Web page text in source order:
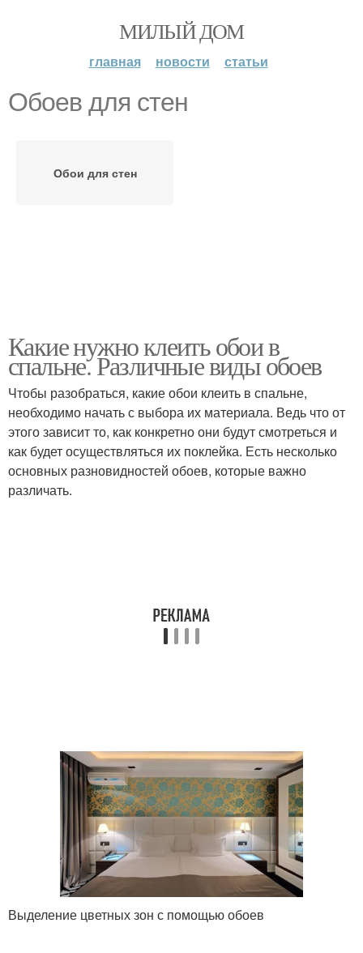
МИЛЫЙ ДОМ
главная новости статьи
Обоев для стен
Обои для стен
Какие нужно клеить обои в
спальне. Различные виды обоев
Чтобы разобраться, какие обои клеить в спальне,
необходимо начать с выбора их материала. Ведь что от
этого зависит то, как конкретно они будут смотреться и
как будет осуществляться их поклейка. Есть несколько
основных разновидностей обоев, которые важно
различать.
Выделение цветных зон с помощью обоев